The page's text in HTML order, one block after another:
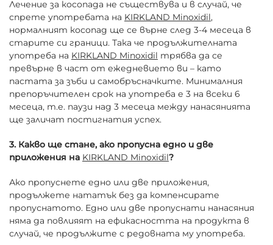
Лечение за косопадa не съществува и в случай, че
спрете употребата на KIRKLAND Minoxidil,
нормалният косопад ще се върне след 3-4 месеца в
старите си граници. Така че продължителната
употреба на KIRKLAND Minoxidil трябва да се
превърне в част от ежедневието ви – като
пастата за зъби и самобръсначките. Минималния
препоръчителен срок на употреба е 3 на всеки 6
месеца, т.е. паузи над 3 месеца между нанасянията
ще заличат постигнатия успех.
3. Какво ще стане, ако пропусна едно и две
приложения на KIRKLAND Minoxidil?
Ако пропуснете едно или две приложения,
продължете нататък без да компенсирате
пропуснатото. Едно или две пропуснати нанасяния
няма да повлияят на ефикасността на продукта в
случай, че продължите с редовната му употреба.